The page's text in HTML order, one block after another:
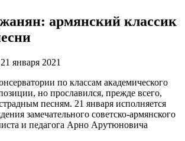
армянский классик
21 января 2021
по классам академического
но прославился, прежде всего,
песням. 21 января исполняется
замечательного советско-армянского
и педагога Арно Арутюновича